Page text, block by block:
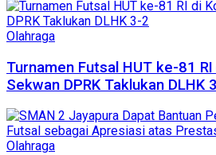
Olahraga
Turnamen Futsal HUT ke-81
Sekwan DPRK Taklukan DLHK
Olahraga